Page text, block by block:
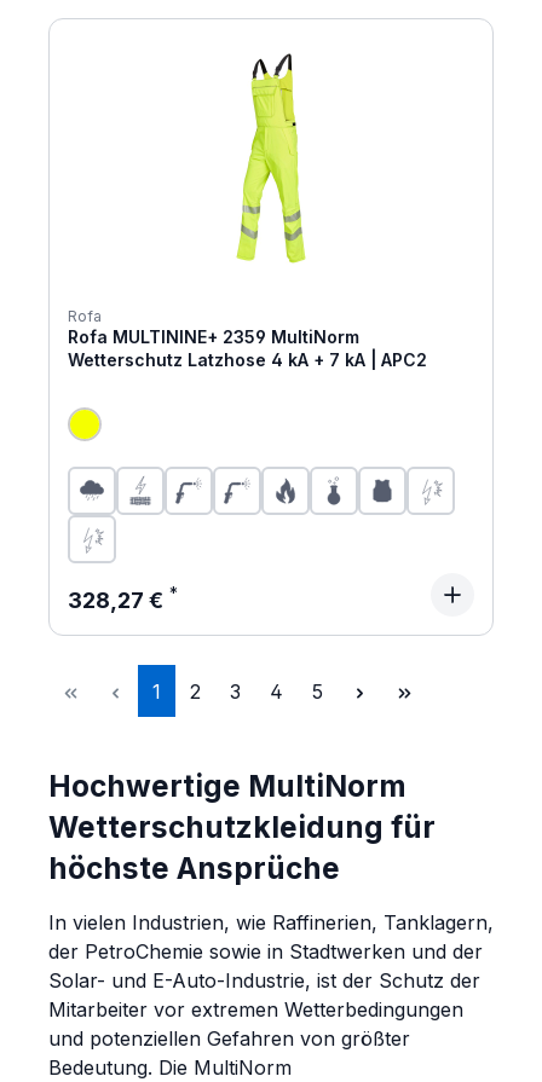
Rofa
Rofa MULTININE+ 2359 MultiNorm
Wetterschutz Latzhose 4 kA + 7 kA | APC2
Regulärer Preis:
328,27 €
Seite
1 Seite
2 Seite
3 Seite
4 Seite
5
Hochwertige MultiNorm
Wetterschutzkleidung für
höchste Ansprüche
In vielen Industrien, wie Raffinerien, Tanklagern,
der PetroChemie sowie in Stadtwerken und der
Solar- und E-Auto-Industrie, ist der Schutz der
Mitarbeiter vor extremen Wetterbedingungen
und potenziellen Gefahren von größter
Bedeutung. Die MultiNorm